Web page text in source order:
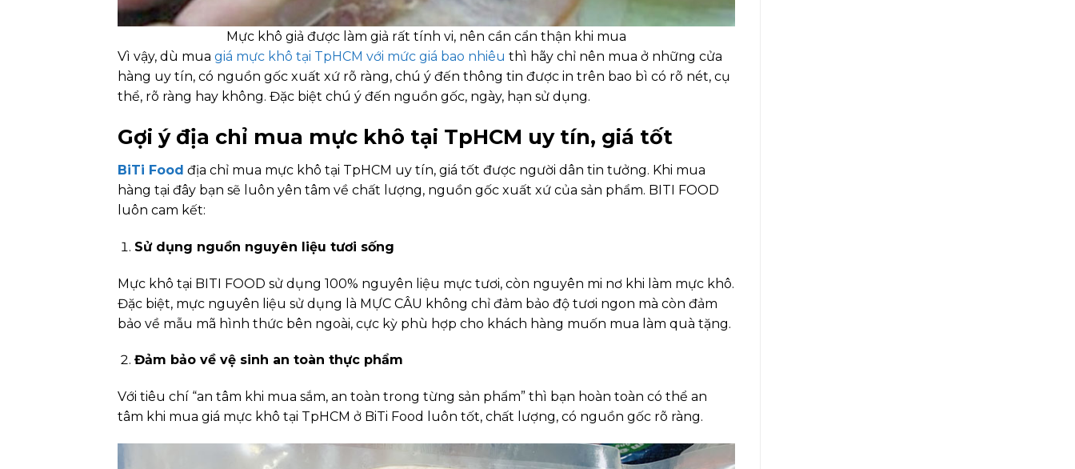
Mực khô giả được làm giả rất tính vi, nên cần cẩn thận khi mua
Vì vậy, dù mua giá mực khô tại TpHCM với mức giá bao nhiêu thì hãy chỉ nên mua ở những cửa
hàng uy tín, có nguồn gốc xuất xứ rõ ràng, chú ý đến thông tin được in trên bao bì có rõ nét, cụ
thể, rõ ràng hay không. Đặc biệt chú ý đến nguồn gốc, ngày, hạn sử dụng.
Gợi ý địa chỉ mua mực khô tại TpHCM uy tín, giá tốt
BiTi Food địa chỉ mua mực khô tại TpHCM uy tín, giá tốt được người dân tin tưởng. Khi mua
hàng tại đây bạn sẽ luôn yên tâm về chất lượng, nguồn gốc xuất xứ của sản phẩm. BITI FOOD
luôn cam kết:
Sử dụng nguồn nguyên liệu tươi sống
Mực khô tại BITI FOOD sử dụng 100% nguyên liệu mực tươi, còn nguyên mi nơ khi làm mực khô.
Đặc biệt, mực nguyên liệu sử dụng là MỰC CÂU không chỉ đảm bảo độ tươi ngon mà còn đảm
bảo về mẫu mã hình thức bên ngoài, cực kỳ phù hợp cho khách hàng muốn mua làm quà tặng.
Đảm bảo về vệ sinh an toàn thực phẩm
Với tiêu chí “an tâm khi mua sắm, an toàn trong từng sản phẩm” thì bạn hoàn toàn có thể an
tâm khi mua giá mực khô tại TpHCM ở BiTi Food luôn tốt, chất lượng, có nguồn gốc rõ ràng.